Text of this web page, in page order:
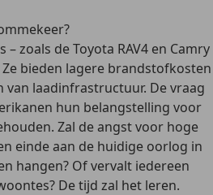
zoals de Toyota RAV4 en Camry
bieden lagere brandstofkosten
laadinfrastructuur. De vraag
hun belangstelling voor
Zal de angst voor hoge
einde aan de huidige oorlog in
hangen? Of vervalt iedereen
De tijd zal het leren.